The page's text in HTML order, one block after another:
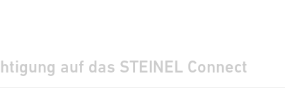
auf das STEINEL Connect